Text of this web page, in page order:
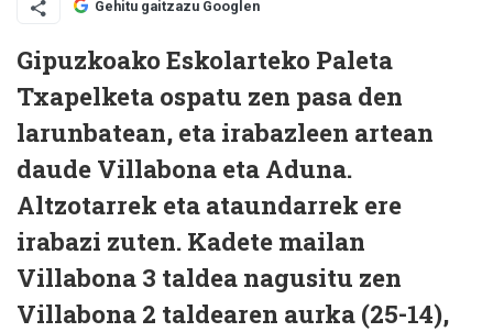
Gehitu gaitzazu Googlen
Gipuzkoako Eskolarteko Paleta
Txapelketa ospatu zen pasa den
larunbatean, eta irabazleen artean
daude Villabona eta Aduna.
Altzotarrek eta ataundarrek ere
irabazi zuten. Kadete mailan
Villabona 3 taldea nagusitu zen
Villabona 2 taldearen aurka (25-14),